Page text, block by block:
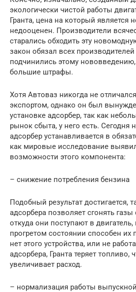
экологически чистой работы
Гранта, цена на который является
недооценен. Производители
старались обходить эту
закон обязал всех
подчинились этому
большие штрафы.
Хотя Автоваз никогда не
экспортом, однако он был
установке адсорбер, так как
рынок сбыта, у него есть. Сегодня
адсорбер устанавливается в
как мировые исследование
возможности этого компонента:
– снижение потребления бензина
Подобный результат достигается,
адсорбера позволяет сгонять
откуда они поступают в
прогретом состоянии способен их
нет этого устройства, или не
адсорбера, Гранта теряет топливо,
увеличивает расход.
– нормализация работы